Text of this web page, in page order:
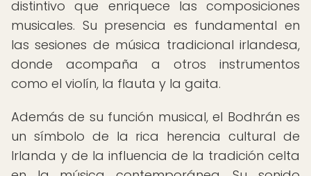
distintivo que enriquece las composiciones
musicales. Su presencia es fundamental en
las sesiones de música tradicional irlandesa,
donde acompaña a otros instrumentos
como el violín, la flauta y la gaita.
Además de su función musical, el Bodhrán es
un símbolo de la rica herencia cultural de
Irlanda y de la influencia de la tradición celta